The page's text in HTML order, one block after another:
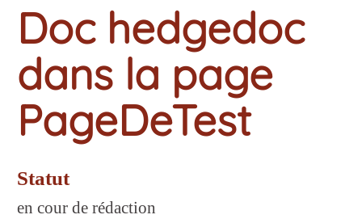
Doc hedgedoc
dans la page
PageDeTest
Statut
en cour de rédaction